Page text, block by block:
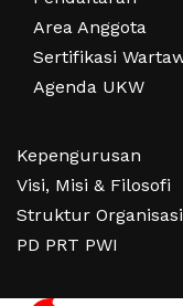
Area Anggota
Sertifikasi
Agenda UKW
Kepengurusan
Visi, Misi & Filosofi
Struktur Organisasi
PD PRT PWI